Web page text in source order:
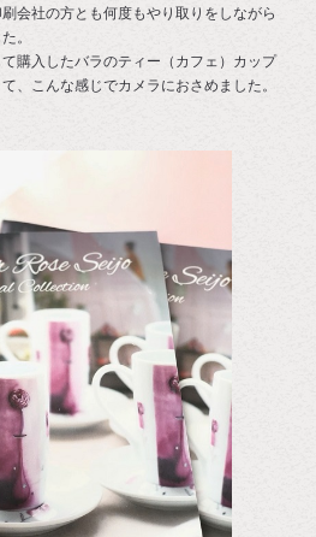
会社の方とも何度もやり取りをしながら
。
購入したバラのティー（カフェ）カップ
、こんな感じでカメラにおさめました。